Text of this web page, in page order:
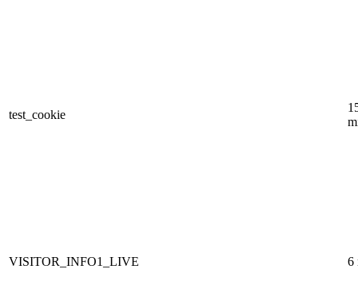
test_cookie
VISITOR_INFO1_LIVE 6